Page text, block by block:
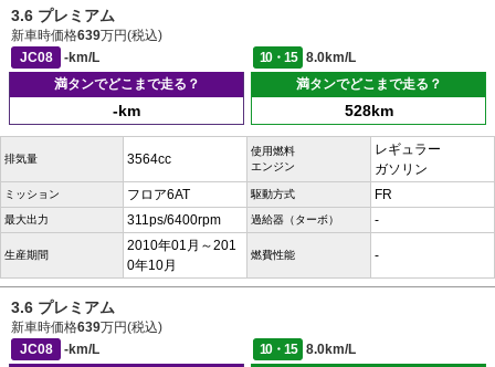
3.6 プレミアム
新車時価格639万円(税込)
JC08
-km/L 10・15
8.0km/L
満タンでどこまで走る？
-km
満タンでどこまで走る？
528km
排気量 3564cc
使用燃料
エンジン
レギュラー
ガソリン
ミッション フロア6AT 駆動方式 FR
最大出力 311ps/6400rpm 過給器（ターボ） -
生産期間
2010年01月～201
0年10月
燃費性能 -
3.6 プレミアム
新車時価格639万円(税込)
JC08
-km/L 10・15
8.0km/L